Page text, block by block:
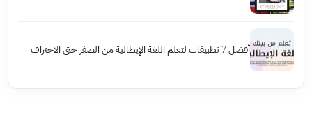
أفضل 7 تطبيقات لتعلم اللغة الإيطالية من الصفر حتى الاحتراف